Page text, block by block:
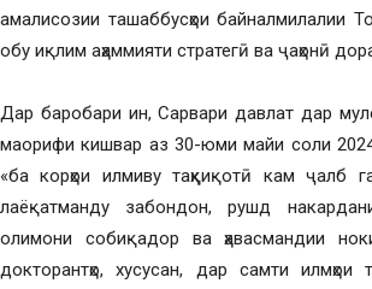
амалисозии ташаббусҳои байналмилалии
обу иқлим аҳаммияти стратегӣ ва ҷаҳонӣ
Дар баробари ин, Сарвари давлат дар
маорифи кишвар аз 30-юми майи соли
«ба корҳои илмиву таҳқиқотӣ кам ҷалб
лаёқатманду забондон, рушд
олимони собиқадор ва ҳавасмандии
докторантҳо, хусусан, дар самти